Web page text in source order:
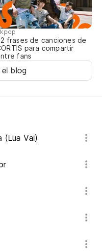
frases de canciones de
para compartir
fans
blog
(Lua Vai)